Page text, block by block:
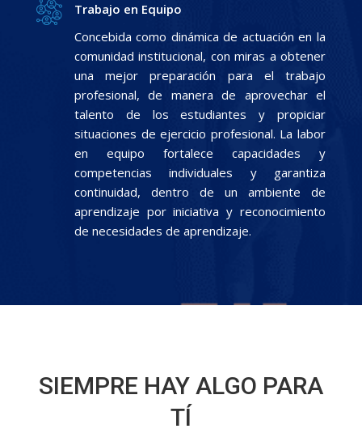
Trabajo en Equipo
Concebida como dinámica de actuación en la
comunidad institucional, con miras a obtener
una mejor preparación para el trabajo
profesional, de manera de aprovechar el
talento de los estudiantes y propiciar
situaciones de ejercicio profesional. La labor
en equipo fortalece capacidades y
competencias individuales y garantiza
continuidad, dentro de un ambiente de
aprendizaje por iniciativa y reconocimiento
de necesidades de aprendizaje.
SIEMPRE HAY ALGO PARA
TÍ